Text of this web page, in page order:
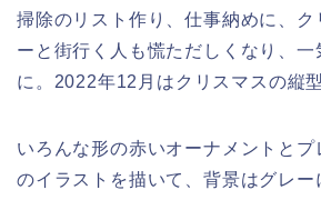
掃除のリスト作り、仕事納めに、ク
ーと街行く人も慌ただしくなり、
に。2022年12月はクリスマスの縦
いろんな形の赤いオーナメントとプ
のイラストを描いて、背景はグレー